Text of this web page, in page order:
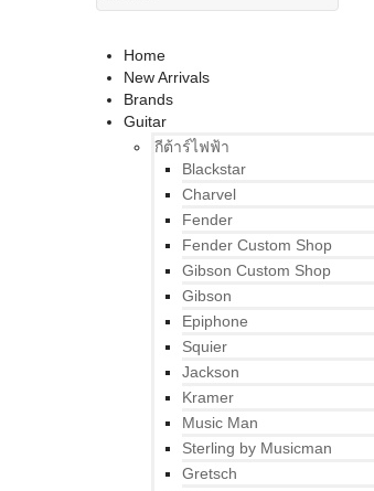
Home
New Arrivals
Brands
Guitar
กีต้าร์ไฟฟ้า
Blackstar
Charvel
Fender
Fender Custom Shop
Gibson Custom Shop
Gibson
Epiphone
Squier
Jackson
Kramer
Music Man
Sterling by Musicman
Gretsch